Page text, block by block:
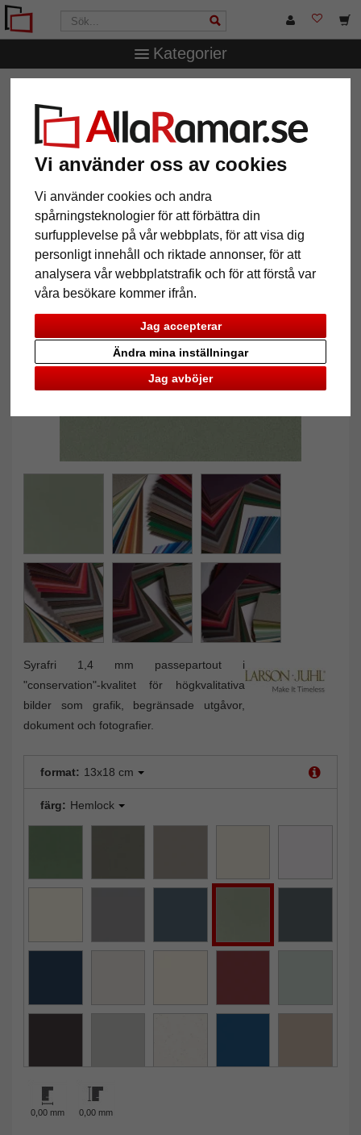
Vi använder oss av cookies
Vi använder cookies och andra
spårningsteknologier för att förbättra din
surfupplevelse på vår webbplats, för att visa dig
personligt innehåll och riktade annonser, för att
analysera vår webbplatstrafik och för att förstå var
våra besökare kommer ifrån.
Jag accepterar
Jag avböjer
Ändra mina inställningar
Kategorier
passepartout efter mått
1,4 mm "Artique" passepartout
efter mått
Pictures
Syrafri 1,4 mm passepartout i
"conservation"-kvalitet för högkvalitativa
bilder som grafik, begränsade utgåvor,
dokument och fotografier.
format: 13x18 cm
färg: Hemlock
0,00 mm 0,00 mm